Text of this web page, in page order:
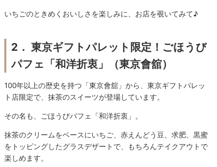
いちごのときめくおいしさを楽しみに、お店を覗いてみて♪
2． 東京ギフトパレット限定！ごほうび
パフェ「和洋折衷」（東京會舘）
100年以上の歴史を持つ「東京會舘」から、東京ギフトパレッ
ト店限定で、抹茶のスイーツが登場しています。
その名も、ごほうびパフェ「和洋折衷」。
抹茶のクリームをベースにいちご、赤えんどう豆、求肥、黒蜜
をトッピングしたグラスデザートで、もちろんテイクアウトで
楽しめます。